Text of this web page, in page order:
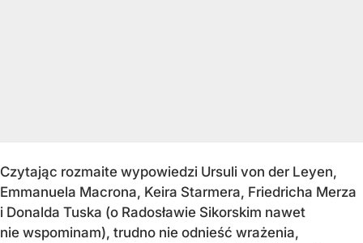
Czytając rozmaite wypowiedzi Ursuli von der Leyen,
Emmanuela Macrona, Keira Starmera, Friedricha Merza
i Donalda Tuska (o Radosławie Sikorskim nawet
nie wspominam), trudno nie odnieść wrażenia,